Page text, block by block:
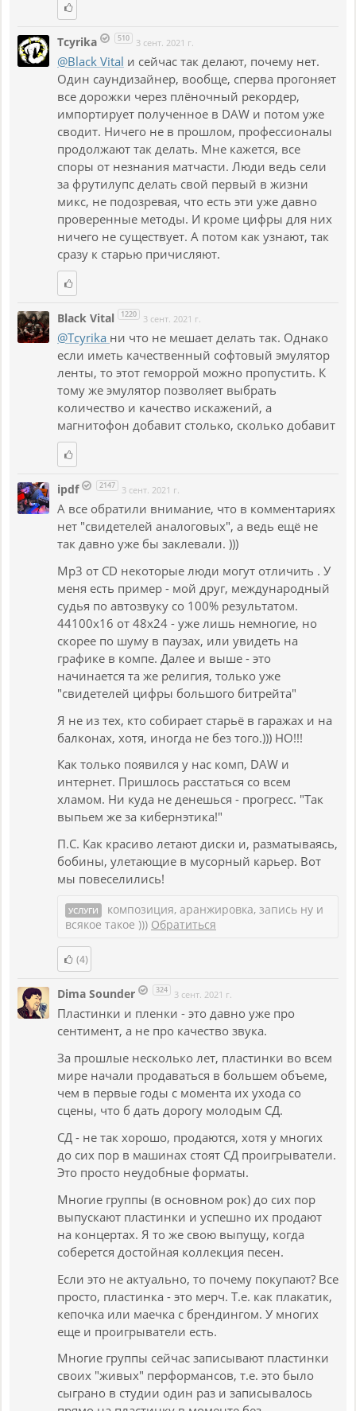
Tcyrika 510 3 сент. 2021 г.
@Black Vital и сейчас так делают, почему нет.
Один саундизайнер, вообще, сперва прогоняет
все дорожки через плёночный рекордер,
импортирует полученное в DAW и потом уже
сводит. Ничего не в прошлом, профессионалы
продолжают так делать. Мне кажется, все
споры от незнания матчасти. Люди ведь сели
за фрутилупс делать свой первый в жизни
микс, не подозревая, что есть эти уже давно
проверенные методы. И кроме цифры для них
ничего не существует. А потом как узнают, так
сразу к старью причисляют.
Black Vital 1220 3 сент. 2021 г.
@Tcyrika ни что не мешает делать так. Однако
если иметь качественный софтовый эмулятор
ленты, то этот геморрой можно пропустить. К
тому же эмулятор позволяет выбрать
количество и качество искажений, а
магнитофон добавит столько, сколько добавит
ipdf 2147 3 сент. 2021 г.
А все обратили внимание, что в комментариях
нет "свидетелей аналоговых", а ведь ещё не
так давно уже бы заклевали. )))
Мp3 от CD некоторые люди могут отличить . У
меня есть пример - мой друг, международный
судья по автозвуку со 100% результатом.
44100х16 от 48х24 - уже лишь немногие, но
скорее по шуму в паузах, или увидеть на
графике в компе. Далее и выше - это
начинается та же религия, только уже
"свидетелей цифры большого битрейта"
Я не из тех, кто собирает старьё в гаражах и на
балконах, хотя, иногда не без того.))) НО!!!
Как только появился у нас комп, DAW и
интернет. Пришлось расстаться со всем
хламом. Ни куда не денешься - прогресс. "Так
выпьем же за кибернэтика!"
П.С. Как красиво летают диски и, разматываясь,
бобины, улетающие в мусорный карьер. Вот
мы повеселились!
УСЛУГИ
композиция, аранжировка, запись ну и
всякое такое ))) Обратиться
(4)
Dima Sounder 324 3 сент. 2021 г.
Пластинки и пленки - это давно уже про
сентимент, а не про качество звука.
За прошлые несколько лет, пластинки во всем
мире начали продаваться в большем объеме,
чем в первые годы с момента их ухода со
сцены, что б дать дорогу молодым СД.
СД - не так хорошо, продаются, хотя у многих
до сих пор в машинах стоят СД проигрыватели.
Это просто неудобные форматы.
Многие группы (в основном рок) до сих пор
выпускают пластинки и успешно их продают
на концертах. Я то же свою выпущу, когда
соберется достойная коллекция песен.
Если это не актуально, то почему покупают? Все
просто, пластинка - это мерч. Т.е. как плакатик,
кепочка или маечка с брендингом. У многих
еще и проигрыватели есть.
Многие группы сейчас записывают пластинки
своих "живых" перформансов, т.е. это было
сыграно в студии один раз и записывалось